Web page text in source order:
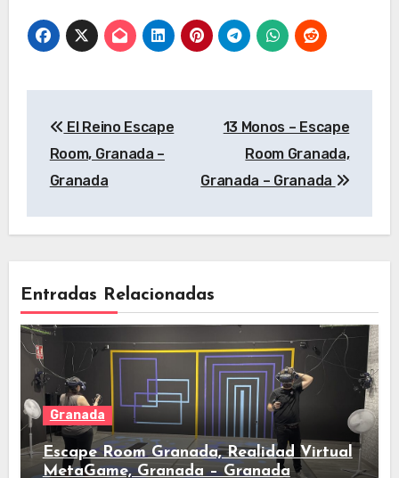
Cataluña
de
entradas
El Reino Escape
Room, Granada –
Granada
13 Monos – Escape
Room Granada,
Granada – Granada
Entradas Relacionadas
Granada
Escape Room Granada, Realidad Virtual
MetaGame, Granada – Granada